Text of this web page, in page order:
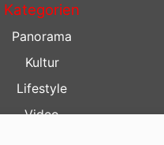
Kategorien
Panorama
Kultur
Lifestyle
Video